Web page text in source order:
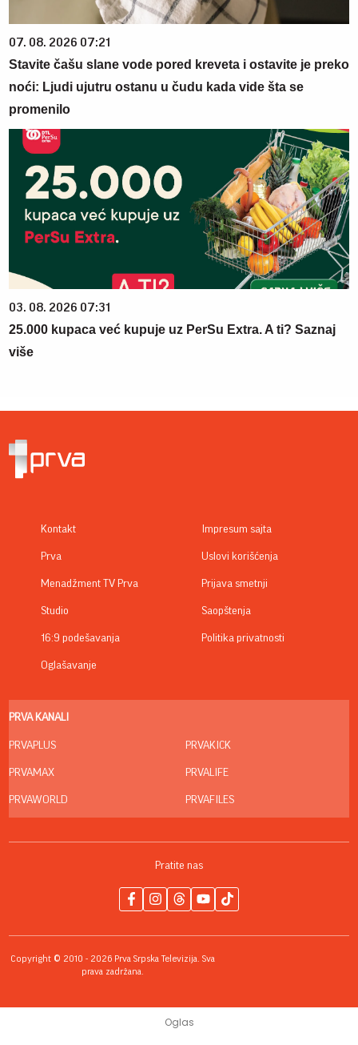
07. 08. 2026 07:21
Stavite čašu slane vode pored kreveta i ostavite je preko
noći: Ljudi ujutru ostanu u čudu kada vide šta se
promenilo
03. 08. 2026 07:31
25.000 kupaca već kupuje uz PerSu Extra. A ti? Saznaj
više
Kontakt
Prva
Menadžment TV Prva
Studio
16:9 podešavanja
Oglašavanje
Impresum sajta
Uslovi korišćenja
Prijava smetnji
Saopštenja
Politika privatnosti
PRVA KANALI
PRVAPLUS
PRVAMAX
PRVAWORLD
PRVAKICK
PRVALIFE
PRVAFILES
Pratite nas
Copyright © 2010 - 2026 Prva Srpska Televizija. Sva
prava zadržana.